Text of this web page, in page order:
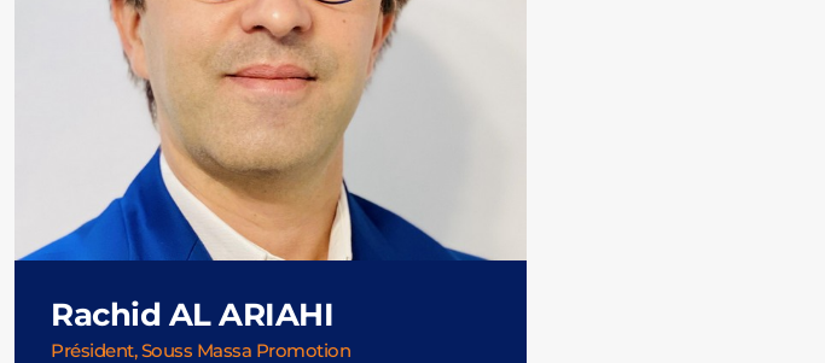
Rachid AL ARIAHI
Président, Souss Massa Promotion